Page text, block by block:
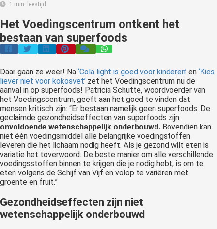
1 min. leestijd
Het Voedingscentrum ontkent het
bestaan van superfoods
Daar gaan ze weer! Na ‘Cola light is goed voor kinderen’ en ‘Kies
liever niet voor kokosvet’ zet het Voedingscentrum nu de
aanval in op superfoods! Patricia Schutte, woordvoerder van
het Voedingscentrum, geeft aan het goed te vinden dat
mensen kritisch zijn: “Er bestaan namelijk geen superfoods. De
geclaimde gezondheidseffecten van superfoods zijn
onvoldoende wetenschappelijk onderbouwd. Bovendien kan
niet één voedingsmiddel alle belangrijke voedingstoffen
leveren die het lichaam nodig heeft. Als je gezond wilt eten is
variatie het toverwoord. De beste manier om alle verschillende
voedingsstoffen binnen te krijgen die je nodig hebt, is om te
eten volgens de Schijf van Vijf en volop te variëren met
groente en fruit.”
Gezondheidseffecten zijn niet
wetenschappelijk onderbouwd